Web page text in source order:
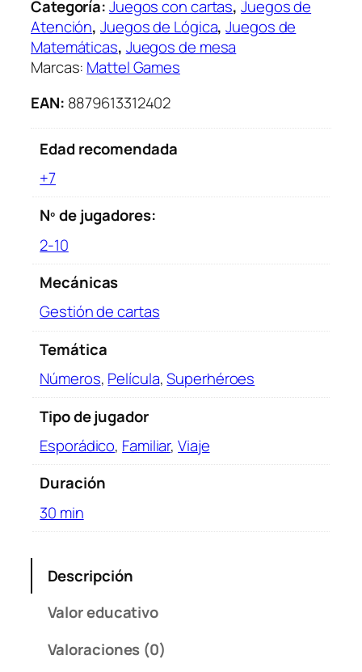
u
p
e
r
M
a
r
B
t
a
Categoría:Juegos con cartas, Juegos de
Atención, Juegos de Lógica, Juegos de
Matemáticas, Juegos de mesa
Marcas: Mattel Games
EAN: 8879613312402
Edad recomendada
+7
Nº de jugadores:
2-10
Mecánicas
Gestión de cartas
Temática
Números, Película,Superhéroes
Tipo de jugador
Esporádico, Familiar,Viaje
Duración
30 min
Descripción
Valor educativo
Valoraciones (0)